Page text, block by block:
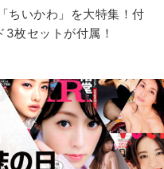
ちいかわ」を大特集！付
枚セットが付属！